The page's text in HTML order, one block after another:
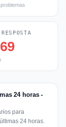
24 horas -
para
24 horas.